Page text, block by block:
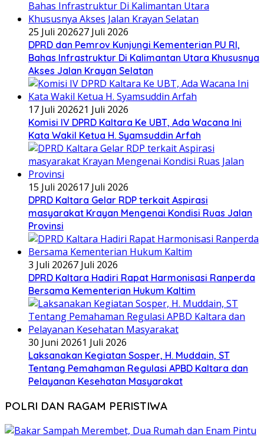
25 Juli 202627 Juli 2026
DPRD dan Pemrov Kunjungi Kementerian PU RI,
Bahas Infrastruktur Di Kalimantan Utara Khususnya
Akses Jalan Krayan Selatan
17 Juli 202621 Juli 2026
Komisi IV DPRD Kaltara Ke UBT, Ada Wacana Ini
Kata Wakil Ketua H. Syamsuddin Arfah
15 Juli 202617 Juli 2026
DPRD Kaltara Gelar RDP terkait Aspirasi
masyarakat Krayan Mengenai Kondisi Ruas Jalan
Provinsi
3 Juli 20267 Juli 2026
DPRD Kaltara Hadiri Rapat Harmonisasi Ranperda
Bersama Kementerian Hukum Kaltim
30 Juni 20261 Juli 2026
Laksanakan Kegiatan Sosper, H. Muddain, ST
Tentang Pemahaman Regulasi APBD Kaltara dan
Pelayanan Kesehatan Masyarakat
POLRI DAN RAGAM PERISTIWA